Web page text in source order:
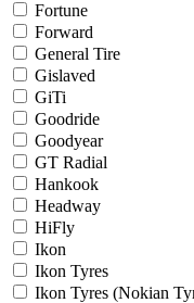
Fortune
Forward
General Tire
Gislaved
GiTi
Goodride
Goodyear
GT Radial
Hankook
Headway
HiFly
Ikon
Ikon Tyres
Ikon Tyres (Nokian